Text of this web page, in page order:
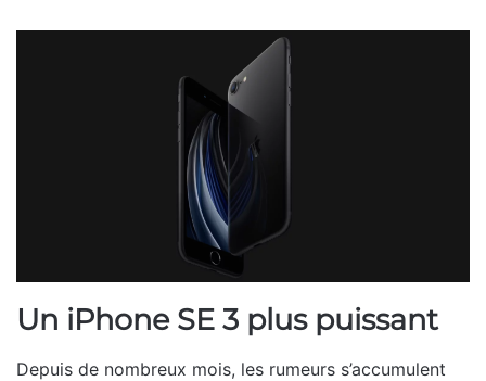
Un iPhone SE 3 plus puissant
Depuis de nombreux mois, les rumeurs s’accumulent